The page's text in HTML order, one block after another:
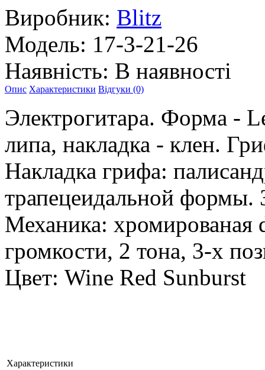
Виробник: Blitz
Модель: 17-3-21-26
Наявність: В наявності
Опис Характеристики Відгуки (0)
Электрогитара. Форма -
липа, накладка - клен.
Накладка грифа:
трапецеидальной формы.
Механика: хромированая
громкости, 2 тона, 3-х
Цвет: Wine Red Sunburst
Характеристики